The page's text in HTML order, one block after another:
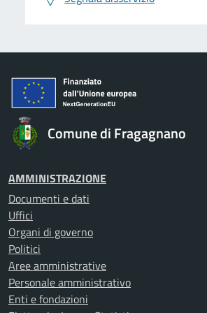
Comune di Fragagnano
AMMINISTRAZIONE
Documenti e dati
Uffici
Organi di governo
Politici
Aree amministrative
Personale amministrativo
Enti e fondazioni